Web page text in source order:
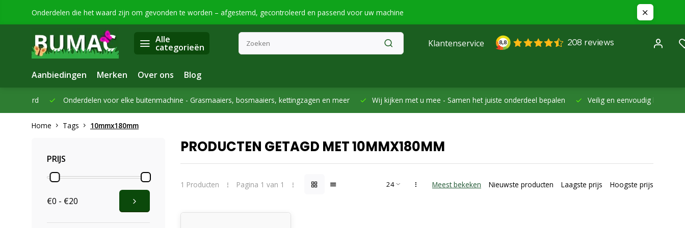
Onderdelen die het waard zijn om gevonden te worden – afgestemd, gecontroleerd en passend voor uw machine
Alle
categorieën Klantenservice
Aanbiedingen Merken Over ons Blog
Onderdelen voor elke buitenmachine -Grasmaaiers, bosmaaiers, kettingzagen en meer Wij kijken met u mee -Samen het juiste onderdeel bepalen Veilig en eenvoudig betalen -
Home Tags 10mmx180mm
PRIJS
€0 - €20
PRODUCTEN GETAGD MET 10MMX180MM
1 Producten Pagina 1 van 1 Meest bekeken Nieuwste producten Laagste prijs Hoogste prijs